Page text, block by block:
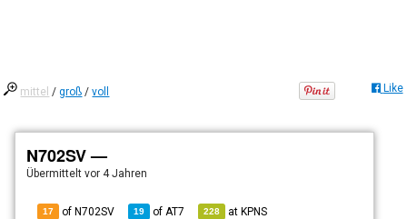
mittel /groß /voll Like
N702SV —
Übermitteltvor 4 Jahren
17 of N702SV 19 of AT7 228 atKPNS